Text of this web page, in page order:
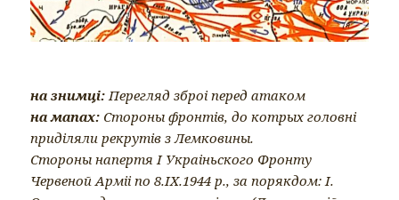
на знимці:Перегляд зброі перед атаком
на мапах: Стороны фронтів, до котрых головні
приділяли рекрутів з Лемковины.
Стороны напертя І Украіньского Фронту
Червеной Арміі по 8.ІХ.1944 р., за порякдом: І.